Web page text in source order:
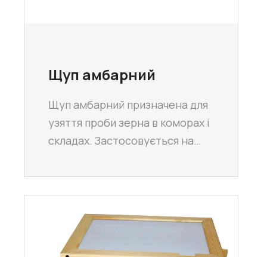
Щуп амбарний
Щуп амбарний призначена для
узяття проби зерна в коморах і
складах. Застосовується на…